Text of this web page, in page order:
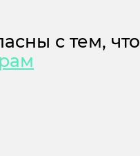
с тем, что